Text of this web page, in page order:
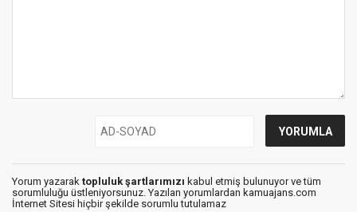
Yorum yazarak topluluk şartlarımızı kabul etmiş bulunuyor ve tüm
sorumluluğu üstleniyorsunuz. Yazılan yorumlardan kamuajans.com
İnternet Sitesi hiçbir şekilde sorumlu tutulamaz